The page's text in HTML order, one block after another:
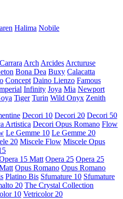
Halima Nobile
Arch Arcides Arcturuse
Bona Dea Buxy Calacatta
Concept Daino Lienzo Famous
Infinity Joya Mia Newport
Tiger Turin Wild Onyx Zenith
Decori 10 Decori 20 Decori 50
Artistica Decori Opus Romano Flow
Le Gemme 10 Le Gemme 20
20 Miscele Flow Miscele Opus
15 Matt Opera 25 Opera 25
Opus Romano Opus Romano
Platino Bis Sfumature 10 Sfumature
20 The Crystal Collection
10 Vetricolor 20